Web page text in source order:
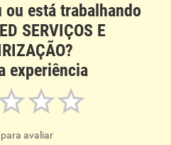
está trabalhando
SERVIÇOS E
experiência
avaliar